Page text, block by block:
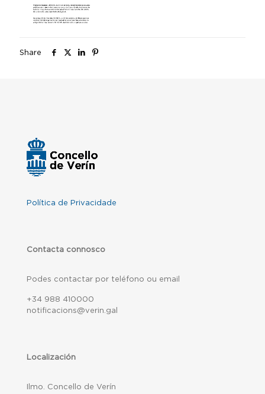
Share
Política de Privacidade
Contacta connosco
Podes contactar por teléfono ou email
+34 988 410000
notificacions@verin.gal
Localización
Ilmo. Concello de Verín